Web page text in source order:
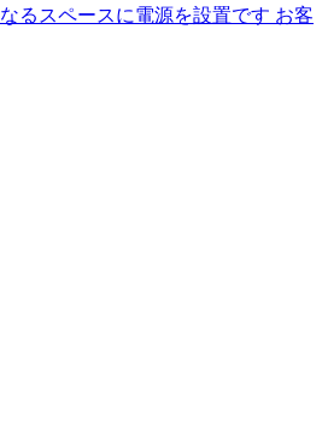
るスペースに電源を設置です お客